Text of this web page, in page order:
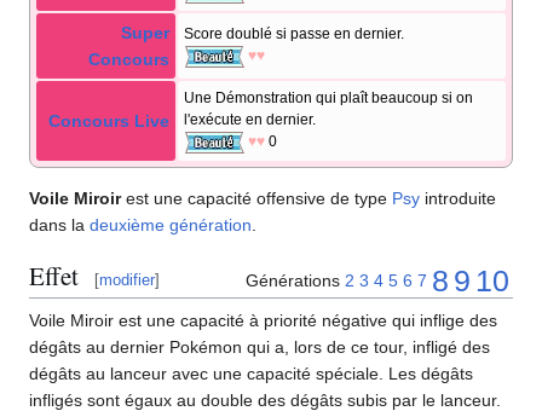
Super
Concours
Score doublé si passe en dernier.
♥♥
Concours Live
Une Démonstration qui plaît beaucoup si on
l'exécute en dernier.
♥♥ 0
Voile Miroirest une capacité offensive de type Psy introduite
dans la deuxième génération
Effet [modifier] Générations 2 3 4 5 6 7 8 9 10
Voile Miroir est une capacité à priorité négative qui inflige des
dégâts au dernier Pokémon qui a, lors de ce tour, infligé des
dégâts au lanceur avec une capacité spéciale. Les dégâts
infligés sont égaux au double des dégâts subis par le lanceur.